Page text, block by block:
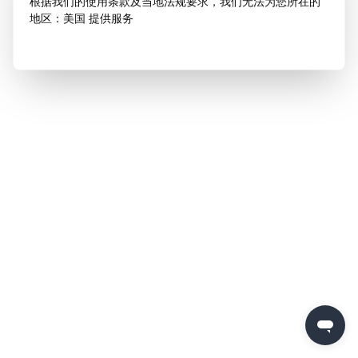
地区：美国 提供服务